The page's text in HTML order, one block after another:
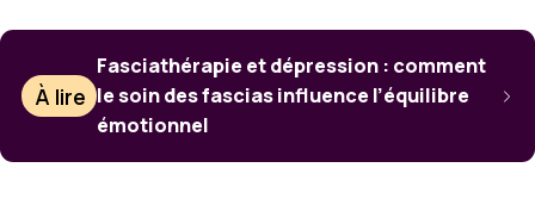
À lire
Fasciathérapie et dépression : comment
le soin des fascias influence l’équilibre
émotionnel